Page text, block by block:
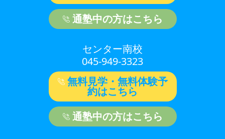
通塾中の方はこちら
センター南校
045-949-3323
無料見学・無料体験予
約はこちら
通塾中の方はこちら